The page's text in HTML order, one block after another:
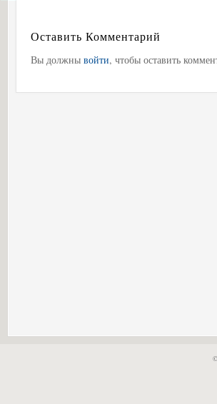
Оставить Комментарий
Вы должны войти, чтобы оставить